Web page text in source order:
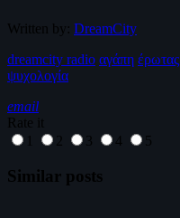
Written by: DreamCity
dreamcity radio αγάπη έρωτας
ψυχολογία
email
Rate it
1
2 3 4 5
Similar posts